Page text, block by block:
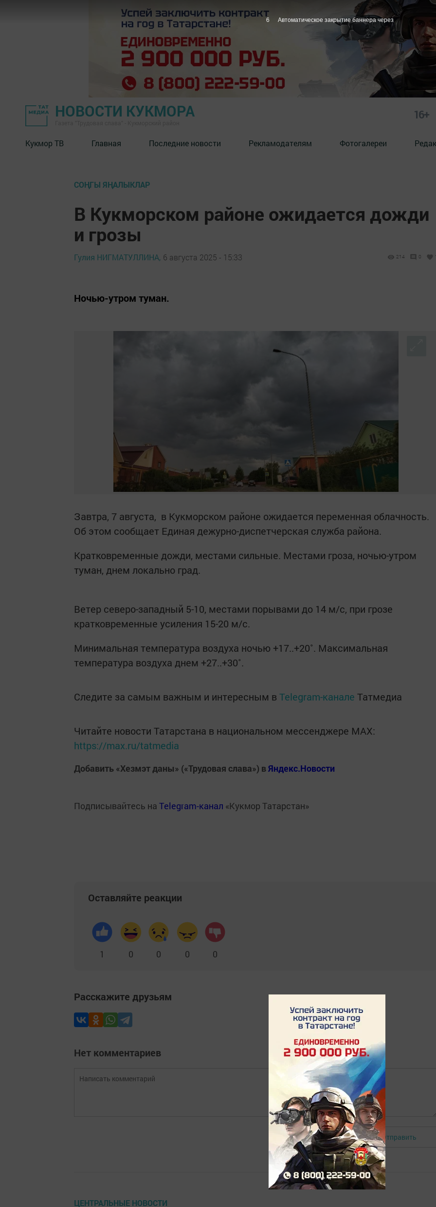
НОВОСТИ КУКМОРА 16+
Кукмор ТВ Главная Последние новости Рекламодателям Фотогалереи
СОҢГЫ ЯҢАЛЫКЛАР
В Кукморском районе ожидается дожди
и грозы
Гулия НИГМАТУЛЛИНА, 6 августа 2025 - 15:33 214 0
Ночью-утром туман.
Завтра, 7 августа, в Кукморском районе ожидается переменная облачность.
Об этом сообщает Единая дежурно-диспетчерская служба района.
Кратковременные дожди, местами сильные. Местами гроза, ночью-утром
туман, днем локально град.
Ветер северо-западный 5-10, местами порывами до 14 м/с, при грозе
кратковременные усиления 15-20 м/с.
Минимальная температура воздуха ночью +17..+20˚. Максимальная
температура воздуха днем +27..+30˚.
Следите за самым важным и интересным в Telegram-канале Татмедиа
Читайте новости Татарстана в национальном мессенджере MАХ:
https://max.ru/tatmedia
Добавить «Хезмэт даны» («Трудовая слава») вЯндекс.Новости
Подписывайтесь на Telegram-канал «Кукмор Татарстан»
Оставляйте реакции
1 0 0 0 0
Расскажите друзьям
Нет комментариев
Авторизоваться Отправить
ЦЕНТРАЛЬНЫЕ НОВОСТИ
5 Автоматическое закрытие баннера через